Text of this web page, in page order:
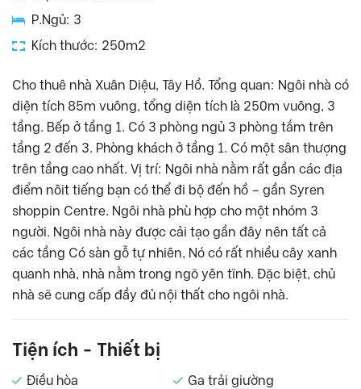
P.Ngủ: 3
Kích thước: 250m2
Cho thuê nhà Xuân Diệu, Tây Hồ. Tổng quan: Ngôi nhà có
diện tích 85m vuông, tổng diện tích là 250m vuông, 3
tầng. Bếp ở tầng 1. Có 3 phòng ngủ 3 phòng tắm trên
tầng 2 đến 3. Phòng khách ở tầng 1. Có một sân thượng
trên tầng cao nhất. Vị trí: Ngôi nhà nằm rất gần các địa
điểm nôit tiếng bạn có thể đi bộ đến hồ – gần Syren
shoppin Centre. Ngôi nhà phù hợp cho một nhóm 3
người. Ngôi nhà này được cải tạo gần đây nên tất cả
các tầng Có sàn gỗ tự nhiên, Nó có rất nhiều cây xanh
quanh nhà, nhà nằm trong ngõ yên tĩnh. Đặc biệt, chủ
nhà sẽ cung cấp đầy đủ nội thất cho ngôi nhà.
Tiện ích - Thiết bị
Điều hòa
Ga trải giường